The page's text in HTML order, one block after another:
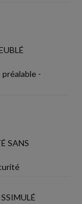
-
SANS